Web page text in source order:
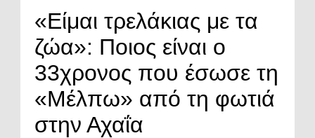
«Είμαι τρελάκιας με τα
ζώα»: Ποιος είναι ο
33χρονος που έσωσε τη
«Μέλπω» από τη φωτιά
στην Αχαΐα